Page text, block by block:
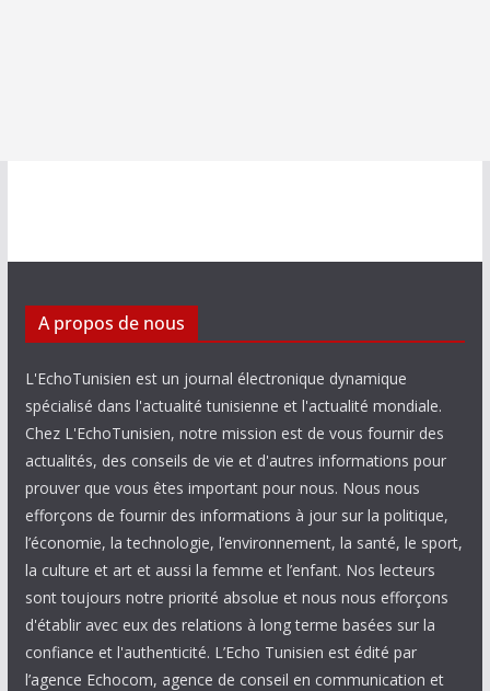
A propos de nous
L'EchoTunisien est un journal électronique dynamique
spécialisé dans l'actualité tunisienne et l'actualité mondiale.
Chez L'EchoTunisien, notre mission est de vous fournir des
actualités, des conseils de vie et d'autres informations pour
prouver que vous êtes important pour nous. Nous nous
efforçons de fournir des informations à jour sur la politique,
l’économie, la technologie, l’environnement, la santé, le sport,
la culture et art et aussi la femme et l’enfant. Nos lecteurs
sont toujours notre priorité absolue et nous nous efforçons
d'établir avec eux des relations à long terme basées sur la
confiance et l'authenticité. L’Echo Tunisien est édité par
l’agence Echocom, agence de conseil en communication et